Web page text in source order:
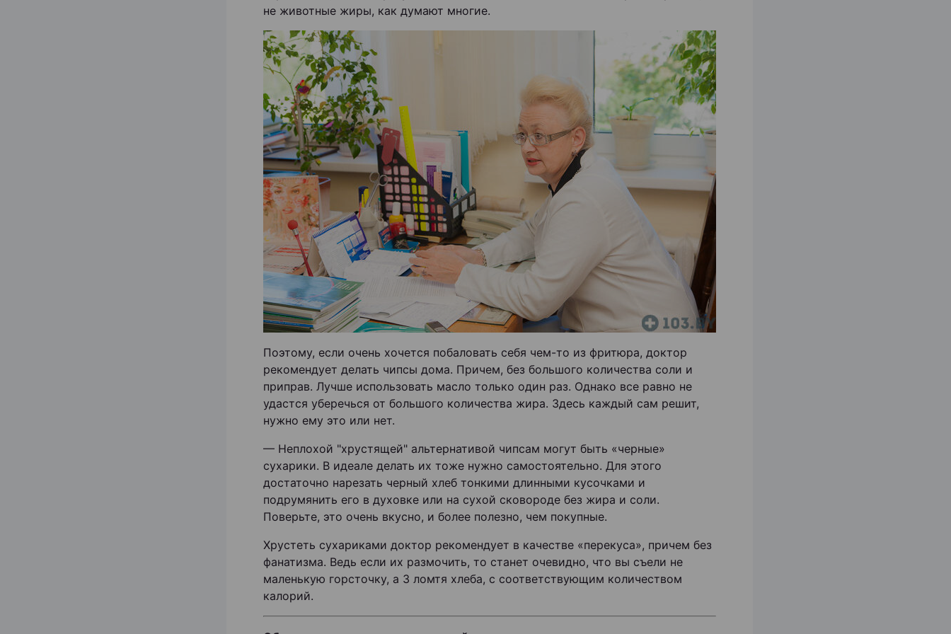
не животные жиры, как думают многие.
Поэтому, если очень хочется побаловать себя чем-то из фритюра, доктор
рекомендует делать чипсы дома. Причем, без большого количества соли и
приправ. Лучше использовать масло только один раз. Однако все равно не
удастся уберечься от большого количества жира. Здесь каждый сам решит,
нужно ему это или нет.
— Неплохой "хрустящей" альтернативой чипсам могут быть «черные»
сухарики. В идеале делать их тоже нужно самостоятельно. Для этого
достаточно нарезать черный хлеб тонкими длинными кусочками и
подрумянить его в духовке или на сухой сковороде без жира и соли.
Поверьте, это очень вкусно, и более полезно, чем покупные.
Хрустеть сухариками доктор рекомендует в качестве «перекуса», причем без
фанатизма. Ведь если их размочить, то станет очевидно, что вы съели не
маленькую горсточку, а 3 ломтя хлеба, с соответствующим количеством
калорий.